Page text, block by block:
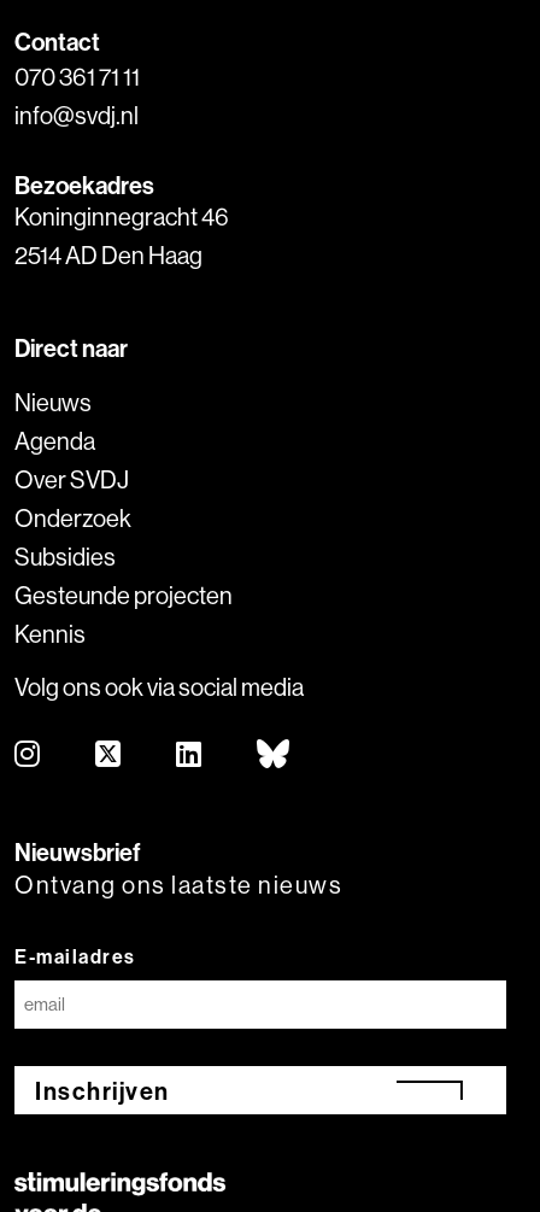
Contact
070 361 71 11
info@svdj.nl
Bezoekadres
Koninginnegracht 46
2514 AD Den Haag
Direct naar
Nieuws
Agenda
Over SVDJ
Onderzoek
Subsidies
Gesteunde projecten
Kennis
Volg ons ook via social media
Nieuwsbrief
Ontvang ons laatste nieuws
E-mailadres
Inschrijven